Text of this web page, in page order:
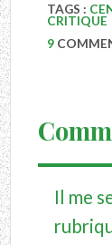
TAGS :
CRITIQUE
9
Il me